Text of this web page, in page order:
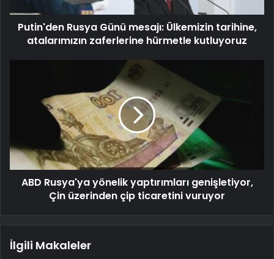
Putin'den Rusya Günü mesajı: Ülkemizin tarihine,
atalarımızın zaferlerine hürmetle kutluyoruz
ABD Rusya'ya yönelik yaptırımları genişletiyor,
Çin üzerinden çip ticaretini vuruyor
İlgili Makaleler